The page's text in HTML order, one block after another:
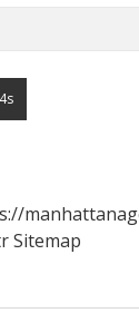
Sitemap